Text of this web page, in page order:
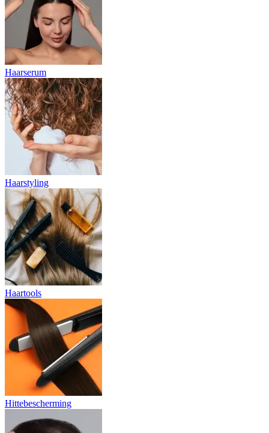
Haarserum
Haarstyling
Haartools
Hittebescherming